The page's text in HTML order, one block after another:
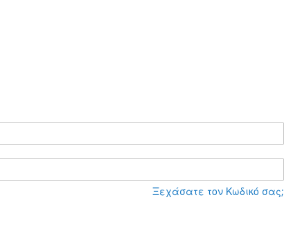
Ξεχάσατε τον Κωδικό σας;